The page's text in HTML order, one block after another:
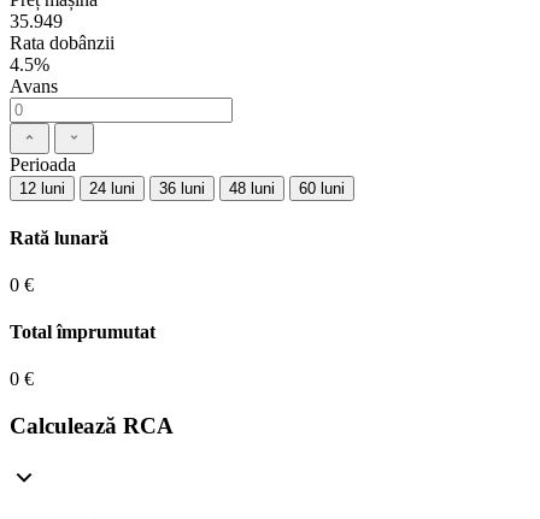
35.949
Rata dobânzii
4.5%
Avans
Perioada
12 luni 24 luni 36 luni 48 luni 60 luni
Rată lunară
0 €
Total împrumutat
0 €
Calculează RCA